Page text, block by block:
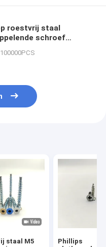
roestvrij staal
schroef
staal M5
Phillips